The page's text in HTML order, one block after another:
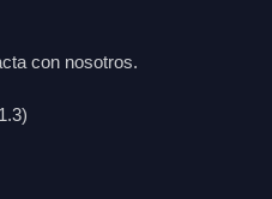
con nosotros.